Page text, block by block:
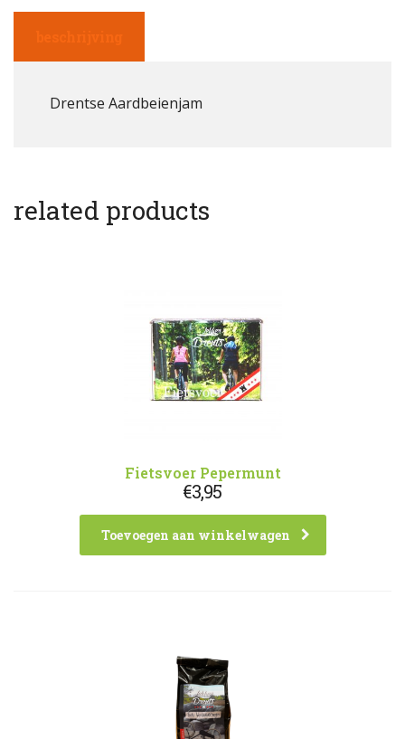
Drentse Aardbeienjam
related products
Fietsvoer Pepermunt
€3,95
Toevoegen aan winkelwagen